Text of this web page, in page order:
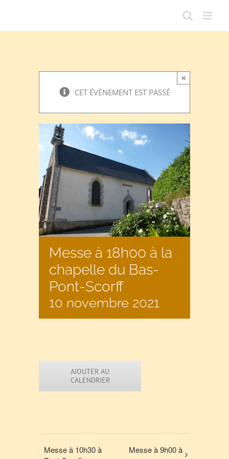
CET ÉVÈNEMENT EST PASSÉ
×
Messe à 18h00 à la
chapelle du Bas-
Pont-Scorff
10 novembre 2021
AJOUTER AU
CALENDRIER
Messe à 10h30 à
Messe à 9h00 à